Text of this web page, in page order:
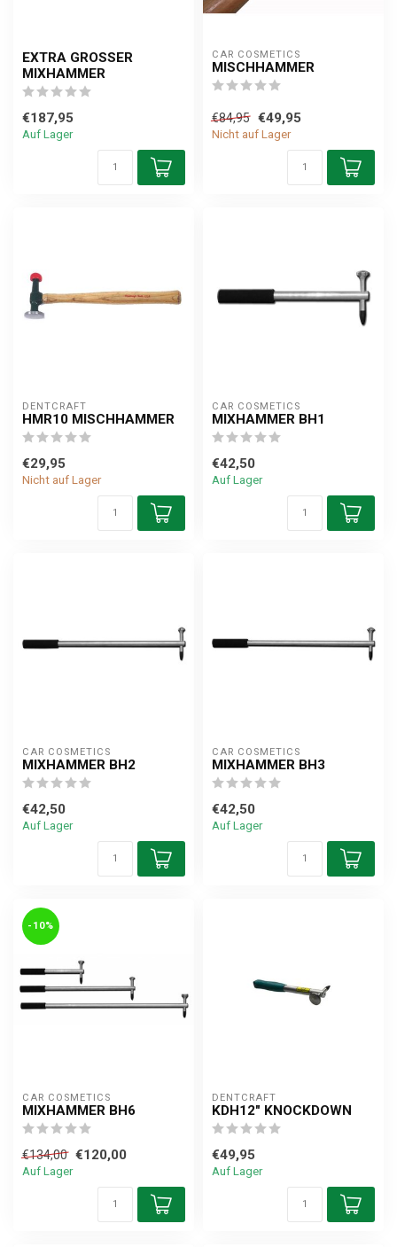
EXTRA GROSSER M
IXHAMMER
€187,95
Auf Lager
CAR COSMETICS
MISCHHAMMER
€84,95 €49,95
Nicht auf Lager
DENTCRAFT
HMR10 MISCHHAMMER
€29,95
Nicht auf Lager
CAR COSMETICS
MIXHAMMER BH1
€42,50
Auf Lager
CAR COSMETICS
MIXHAMMER BH2
€42,50
Auf Lager
CAR COSMETICS
MIXHAMMER BH3
€42,50
Auf Lager
-10%
CAR COSMETICS
MIXHAMMER BH6
€134,00 €120,00
Auf Lager
DENTCRAFT
KDH12" KNOCKDOWN
€49,95
Auf Lager